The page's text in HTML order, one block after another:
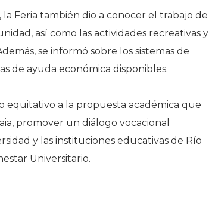
Feria también dio a conocer el trabajo de
así como las actividades recreativas y
se informó sobre los sistemas de
de ayuda económica disponibles.
equitativo a la propuesta académica que
promover un diálogo vocacional
y las instituciones educativas de Río
Universitario.